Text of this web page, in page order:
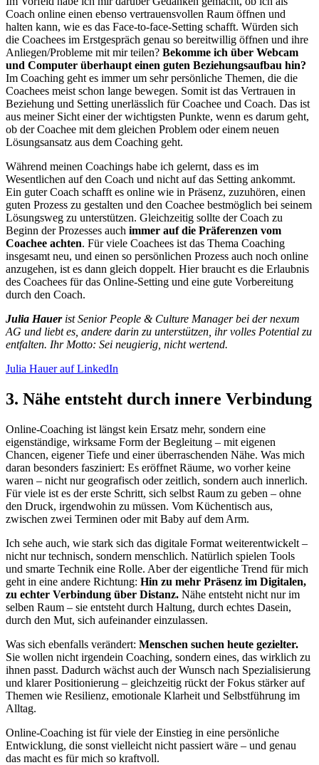
Coach online einen ebenso vertrauensvollen Raum öffnen und
halten kann, wie es das Face-to-face-Setting schafft. Würden sich
die Coachees im Erstgespräch genau so bereitwillig öffnen und ihre
Anliegen/Probleme mit mir teilen? Bekomme ich über Webcam
und Computer überhaupt einen guten Beziehungsaufbau hin?
Im Coaching geht es immer um sehr persönliche Themen, die die
Coachees meist schon lange bewegen. Somit ist das Vertrauen in
Beziehung und Setting unerlässlich für Coachee und Coach. Das ist
aus meiner Sicht einer der wichtigsten Punkte, wenn es darum geht,
ob der Coachee mit dem gleichen Problem oder einem neuen
Lösungsansatz aus dem Coaching geht.
Während meinen Coachings habe ich gelernt, dass es im
Wesentlichen auf den Coach und nicht auf das Setting ankommt.
Ein guter Coach schafft es online wie in Präsenz, zuzuhören, einen
guten Prozess zu gestalten und den Coachee bestmöglich bei seinem
Lösungsweg zu unterstützen. Gleichzeitig sollte der Coach zu
Beginn der Prozesses auch immer auf die Präferenzen vom
Coachee achten. Für viele Coachees ist das Thema Coaching
insgesamt neu, und einen so persönlichen Prozess auch noch online
anzugehen, ist es dann gleich doppelt. Hier braucht es die Erlaubnis
des Coachees für das Online-Setting und eine gute Vorbereitung
durch den Coach.
Julia Hauerist Senior People & Culture Manager bei der nexum
AG und liebt es, andere darin zu unterstützen, ihr volles Potential zu
entfalten. Ihr Motto: Sei neugierig, nicht wertend.
Julia Hauer auf LinkedIn
3. Nähe entsteht durch innere Verbindung
Online-Coaching ist längst kein Ersatz mehr, sondern eine
eigenständige, wirksame Form der Begleitung – mit eigenen
Chancen, eigener Tiefe und einer überraschenden Nähe. Was mich
daran besonders fasziniert: Es eröffnet Räume, wo vorher keine
waren – nicht nur geografisch oder zeitlich, sondern auch innerlich.
Für viele ist es der erste Schritt, sich selbst Raum zu geben – ohne
den Druck, irgendwohin zu müssen. Vom Küchentisch aus,
zwischen zwei Terminen oder mit Baby auf dem Arm.
Ich sehe auch, wie stark sich das digitale Format weiterentwickelt –
nicht nur technisch, sondern menschlich. Natürlich spielen Tools
und smarte Technik eine Rolle. Aber der eigentliche Trend für mich
geht in eine andere Richtung: Hin zu mehr Präsenz im Digitalen,
zu echter Verbindung über Distanz. Nähe entsteht nicht nur im
selben Raum – sie entsteht durch Haltung, durch echtes Dasein,
durch den Mut, sich aufeinander einzulassen.
Was sich ebenfalls verändert: Menschen suchen heute gezielter.
Sie wollen nicht irgendein Coaching, sondern eines, das wirklich zu
ihnen passt. Dadurch wächst auch der Wunsch nach Spezialisierung
und klarer Positionierung – gleichzeitig rückt der Fokus stärker auf
Themen wie Resilienz, emotionale Klarheit und Selbstführung im
Alltag.
Online-Coaching ist für viele der Einstieg in eine persönliche
Entwicklung, die sonst vielleicht nicht passiert wäre – und genau
das macht es für mich so kraftvoll.